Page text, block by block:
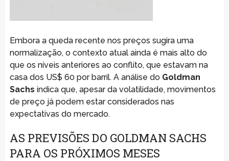
Embora a queda recente nos preços sugira uma
normalização, o contexto atual ainda é mais alto do
que os níveis anteriores ao conflito, que estavam na
casa dos US$ 60 por barril. A análise do Goldman
Sachs indica que, apesar da volatilidade, movimentos
de preço já podem estar considerados nas
expectativas do mercado.
AS PREVISÕES DO GOLDMAN SACHS
PARA OS PRÓXIMOS MESES